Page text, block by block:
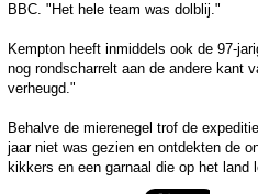
BBC. "Het hele team was dolblij."
Kempton heeft inmiddels ook de 97-
nog rondscharrelt aan de andere kant
verheugd."
Behalve de mierenegel trof de
jaar niet was gezien en ontdekten de
kikkers en een garnaal die op het land